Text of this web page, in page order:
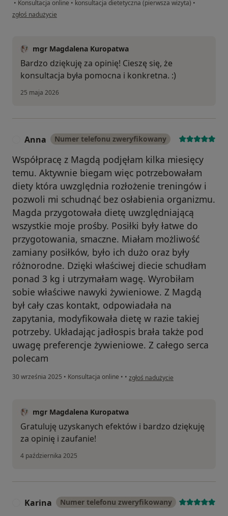
• Konsultacja online • konsultacja dietetyczna (pierwsza wizyta) •
w opinii użytkownika Jaga
zgłoś nadużycie
mgr Magdalena Kuropatwa
Bardzo dziękuję za opinię! Cieszę się, że
konsultacja była pomocna i konkretna. :)
25 maja 2026
Anna Numer telefonu zweryfikowany
Współpracę z Magdą podjęłam kilka miesięcy
temu. Aktywnie biegam więc potrzebowałam
diety która uwzględnia rozłożenie treningów i
pozwoli mi schudnąć bez osłabienia organizmu.
Magda przygotowała dietę uwzględniającą
wszystkie moje prośby. Posiłki były łatwe do
przygotowania, smaczne. Miałam możliwość
zamiany posiłków, było ich dużo oraz były
różnorodne. Dzięki właściwej diecie schudłam
ponad 3 kg i utrzymałam wagę. Wyrobiłam
sobie właściwe nawyki żywieniowe. Z Magdą
był cały czas kontakt, odpowiadała na
zapytania, modyfikowała dietę w razie takiej
potrzeby. Układając jadłospis brała także pod
uwagę preferencje żywieniowe. Z całego serca
polecam
30 września 2025 • Konsultacja online • • w opinii użytkownika Anna
zgłoś nadużycie
mgr Magdalena Kuropatwa
Gratuluję uzyskanych efektów i bardzo dziękuję
za opinię i zaufanie!
4 października 2025
Karina Numer telefonu zweryfikowany